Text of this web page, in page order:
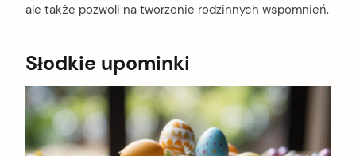
ale także pozwoli na tworzenie rodzinnych wspomnień.
Słodkie upominki